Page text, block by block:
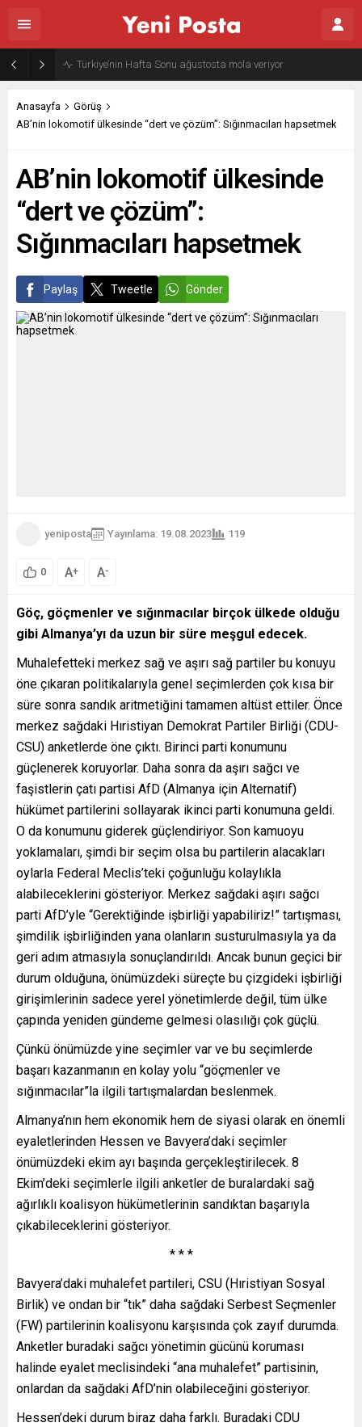
Gazze’nin geleceği: Teknokratik kontrol mü, kolonializm mi?
Anasayfa
Görüş
AB’nin lokomotif ülkesinde “dert ve çözüm”: Sığınmacıları hapsetmek
AB’nin lokomotif ülkesinde
“dert ve çözüm”:
Sığınmacıları hapsetmek
Paylaş Tweetle Gönder
yeniposta Yayınlama: 19.08.2023 119
0 A+ A-
Göç, göçmenler ve sığınmacılar birçok ülkede olduğu
gibi Almanya’yı da uzun bir süre meşgul edecek.
Muhalefetteki merkez sağ ve aşırı sağ partiler bu konuyu
öne çıkaran politikalarıyla genel seçimlerden çok kısa bir
süre sonra sandık aritmetiğini tamamen altüst ettiler. Önce
merkez sağdaki Hıristiyan Demokrat Partiler Birliği (CDU-
CSU) anketlerde öne çıktı. Birinci parti konumunu
güçlenerek koruyorlar. Daha sonra da aşırı sağcı ve
faşistlerin çatı partisi AfD (Almanya için Alternatif)
hükümet partilerini sollayarak ikinci parti konumuna geldi.
O da konumunu giderek güçlendiriyor. Son kamuoyu
yoklamaları, şimdi bir seçim olsa bu partilerin alacakları
oylarla Federal Meclis’teki çoğunluğu kolaylıkla
alabileceklerini gösteriyor. Merkez sağdaki aşırı sağcı
parti AfD’yle “Gerektiğinde işbirliği yapabiliriz!” tartışması,
şimdilik işbirliğinden yana olanların susturulmasıyla ya da
geri adım atmasıyla sonuçlandırıldı. Ancak bunun geçici bir
durum olduğuna, önümüzdeki süreçte bu çizgideki işbirliği
girişimlerinin sadece yerel yönetimlerde değil, tüm ülke
çapında yeniden gündeme gelmesi olasılığı çok güçlü.
Çünkü önümüzde yine seçimler var ve bu seçimlerde
başarı kazanmanın en kolay yolu “göçmenler ve
sığınmacılar”la ilgili tartışmalardan beslenmek.
Almanya’nın hem ekonomik hem de siyasi olarak en önemli
eyaletlerinden Hessen ve Bavyera’daki seçimler
önümüzdeki ekim ayı başında gerçekleştirilecek. 8
Ekim’deki seçimlerle ilgili anketler de buralardaki sağ
ağırlıklı koalisyon hükümetlerinin sandıktan başarıyla
çıkabileceklerini gösteriyor.
* * *
Bavyera’daki muhalefet partileri, CSU (Hıristiyan Sosyal
Birlik) ve ondan bir “tık” daha sağdaki Serbest Seçmenler
(FW) partilerinin koalisyonu karşısında çok zayıf durumda.
Anketler buradaki sağcı yönetimin gücünü koruması
halinde eyalet meclisindeki “ana muhalefet” partisinin,
onlardan da sağdaki AfD’nin olabileceğini gösteriyor.
Hessen’deki durum biraz daha farklı. Buradaki CDU